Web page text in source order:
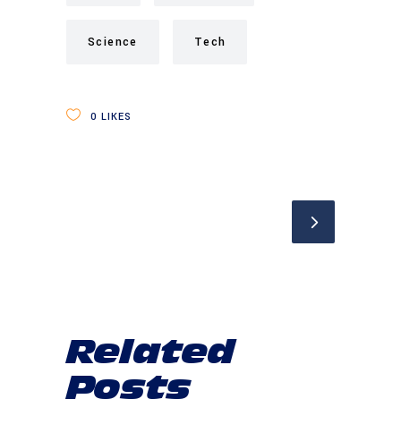
Science Tech
0 LIKES
Related
Posts